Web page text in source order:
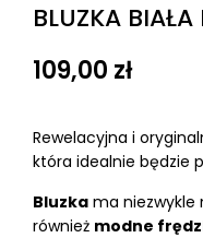
BLUZKA BIAŁA
109,00 zł
Rewelacyjna i
która idealnie będzie
Bluzka ma niezwykle
również modne